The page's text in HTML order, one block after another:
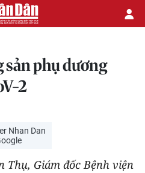
sản phụ dương
2
Nhan Dan
Thụ, Giám đốc Bệnh viện